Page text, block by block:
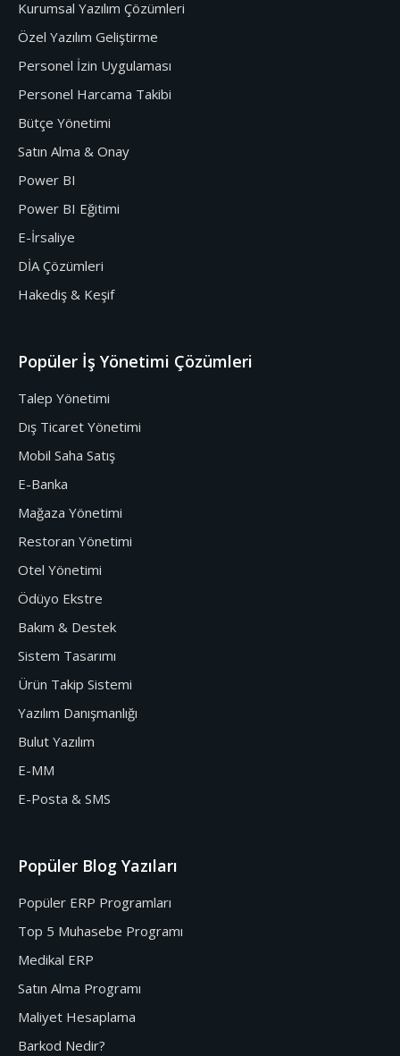
Kurumsal Yazılım Çözümleri
Özel Yazılım Geliştirme
Personel İzin Uygulaması
Personel Harcama Takibi
Bütçe Yönetimi
Satın Alma & Onay
Power BI
Power BI Eğitimi
E-İrsaliye
DİA Çözümleri
Hakediş & Keşif
Popüler İş Yönetimi Çözümleri
Talep Yönetimi
Dış Ticaret Yönetimi
Mobil Saha Satış
E-Banka
Mağaza Yönetimi
Restoran Yönetimi
Otel Yönetimi
Ödüyo Ekstre
Bakım & Destek
Sistem Tasarımı
Ürün Takip Sistemi
Yazılım Danışmanlığı
Bulut Yazılım
E-MM
E-Posta & SMS
Popüler Blog Yazıları
Popüler ERP Programları
Top 5 Muhasebe Programı
Medikal ERP
Satın Alma Programı
Maliyet Hesaplama
Barkod Nedir?